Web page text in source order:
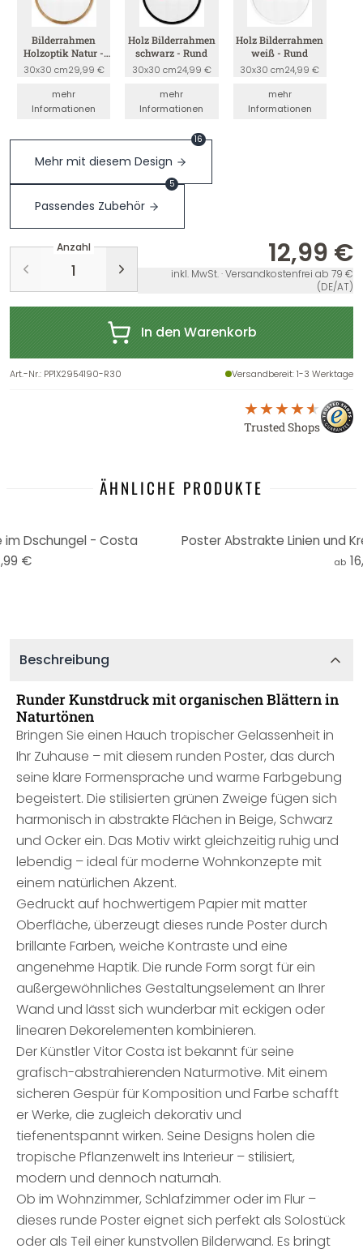
Bilderrahmen
Holzoptik Natur -
Rund
30x30 cm29,99 €
mehr
Informationen
Holz Bilderrahmen
schwarz - Rund
30x30 cm24,99 €
mehr
Informationen
Holz Bilderrahmen
weiß - Rund
30x30 cm24,99 €
mehr
Informationen
Mehr mit diesem Design
16
Passendes Zubehör
5
Anzahl 12,99 €
inkl. MwSt. · Versandkostenfrei ab 79 €
(DE/AT)
In den Warenkorb
Art.-Nr.: PP1X2954190-R30 Versandbereit: 1-3 Werktage
Trusted Shops
ÄHNLICHE PRODUKTE
im Dschungel - Costa
€
ab
Beschreibung
Runder Kunstdruck mit organischen Blättern in
Naturtönen
Bringen Sie einen Hauch tropischer Gelassenheit in
Ihr Zuhause – mit diesem runden Poster, das durch
seine klare Formensprache und warme Farbgebung
begeistert. Die stilisierten grünen Zweige fügen sich
harmonisch in abstrakte Flächen in Beige, Schwarz
und Ocker ein. Das Motiv wirkt gleichzeitig ruhig und
lebendig – ideal für moderne Wohnkonzepte mit
einem natürlichen Akzent.
Gedruckt auf hochwertigem Papier mit matter
Oberfläche, überzeugt dieses runde Poster durch
brillante Farben, weiche Kontraste und eine
angenehme Haptik. Die runde Form sorgt für ein
außergewöhnliches Gestaltungselement an Ihrer
Wand und lässt sich wunderbar mit eckigen oder
linearen Dekorelementen kombinieren.
Der Künstler Vitor Costa ist bekannt für seine
grafisch-abstrahierenden Naturmotive. Mit einem
sicheren Gespür für Komposition und Farbe schafft
er Werke, die zugleich dekorativ und
tiefenentspannt wirken. Seine Designs holen die
tropische Pflanzenwelt ins Interieur – stilisiert,
modern und dennoch naturnah.
Ob im Wohnzimmer, Schlafzimmer oder im Flur –
dieses runde Poster eignet sich perfekt als Solostück
oder als Teil einer kunstvollen Bilderwand. Es bringt